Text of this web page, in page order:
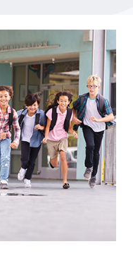
infortunio da